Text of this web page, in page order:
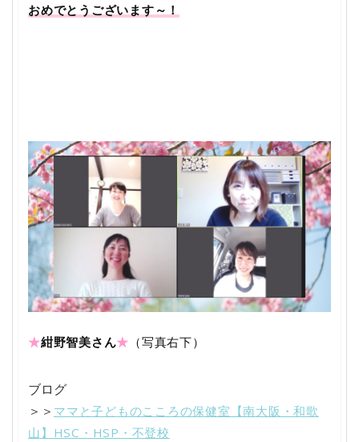
おめでとうございます～！
★紺野智美さん★ （写真右下）
ブログ
＞＞ ママと子どものこころの保健室【南大阪・和歌
山】HSC・HSP・不登校